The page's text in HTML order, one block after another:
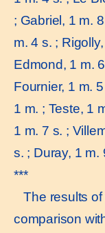
; Gabriel, 1 m.
m. 4 s. ;
Edmond, 1 m.
Fournier, 1 m.
1 m. ; Teste, 1
1 m. 7 s. ;
s. ; Duray, 1 m.
***
The results of
comparison